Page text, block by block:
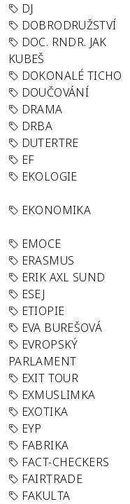
DJ
DOBRODRUŽSTVÍ
DOC. RNDR. JAK
KUBEŠ
DOKONALÉ TICHO
DOUČOVÁNÍ
DRAMA
DRBA
DUTERTRE
EF
EKOLOGIE
EKONOMIKA
EMOCE
ERASMUS
ERIK AXL SUND
ESEJ
ETIOPIE
EVA BUREŠOVÁ
EVROPSKÝ
PARLAMENT
EXIT TOUR
EXMUSLIMKA
EXOTIKA
EYP
FABRIKA
FACT-CHECKERS
FAIRTRADE
FAKULTA